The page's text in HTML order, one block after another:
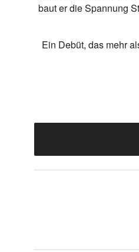
baut er die Spannung
Ein Debüt, das mehr